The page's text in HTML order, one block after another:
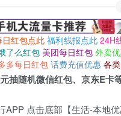
日红包点此 福利线报点此 24H
了么红包 美团每日红包 外卖
多每日红包 话费充值优惠 各
抽随机微信红包、京东E卡
APP 点击底部【生活-本地